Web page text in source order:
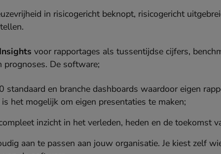
in risicogericht beknopt, risicogericht
voor rapportages als tussentijdse cijfers,
prognoses. De software;
standaard en branche dashboards waardoor eigen
is het mogelijk om eigen presentaties te maken;
inzicht in het verleden, heden en de toekomst
aan te passen aan jouw organisatie. Je kiest zelf